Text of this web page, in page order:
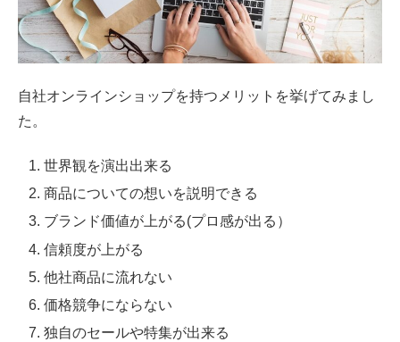
自社オンラインショップを持つメリットを挙げてみまし
た。
世界観を演出出来る
商品についての想いを説明できる
ブランド価値が上がる(プロ感が出る）
信頼度が上がる
他社商品に流れない
価格競争にならない
独自のセールや特集が出来る